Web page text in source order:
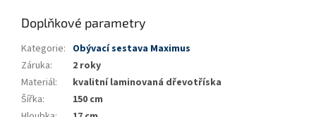
Doplňkové parametry
Kategorie: Obývací sestava Maximus
Záruka:
2 roky
Materiál:
kvalitní laminovaná dřevotříska
Šířka:
150 cm